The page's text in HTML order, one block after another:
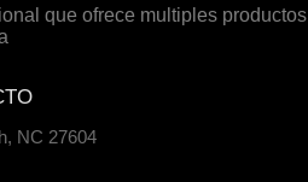
que ofrece multiples
NC 27604